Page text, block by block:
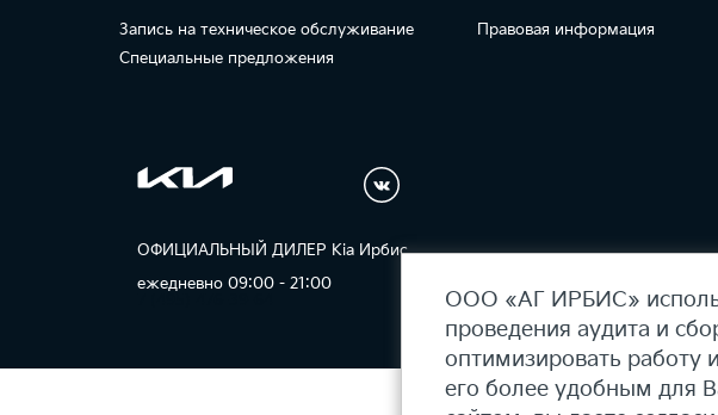
Запись на техническое обслуживание
Специальные предложения
Правовая информация
ОФИЦИАЛЬНЫЙ ДИЛЕР Kia Ирбис
ежедневно 09:00 - 21:00
ООО «АГ ИРБИС»
проведения аудита и
оптимизировать работу
его более удобным для